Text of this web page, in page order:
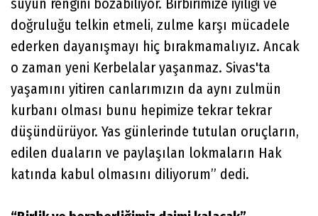
suyun rengini bozabiliyor. Birbirimize iyiliği ve
doğruluğu telkin etmeli, zulme karşı mücadele
ederken dayanışmayı hiç bırakmamalıyız. Ancak
o zaman yeni Kerbelalar yaşanmaz. Sivas'ta
yaşamını yitiren canlarımızın da aynı zulmün
kurbanı olması bunu hepimize tekrar tekrar
düşündürüyor. Yas günlerinde tutulan oruçların,
edilen duaların ve paylaşılan lokmaların Hak
katında kabul olmasını diliyorum” dedi.